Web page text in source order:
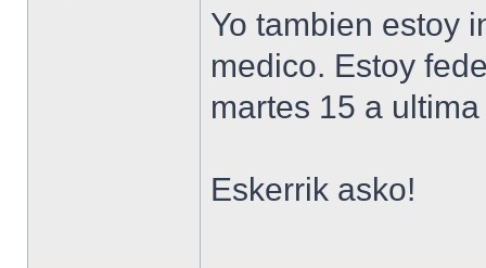
Yo tambien estoy
medico. Estoy
martes 15 a
Eskerrik asko!